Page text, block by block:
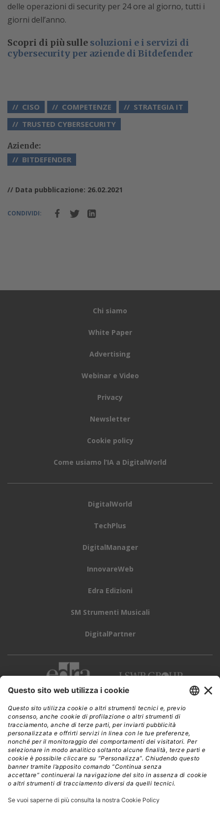
delle operazioni di security per 24 ore al giorno, tutti i
giorni dell’anno.
Scopri di più sulle soluzioni e i servizi di
cybersecurity per aziende di Bitdefender
CISO COMPETENZE
STRATEGIA IT
TRUSTED CYBERSECURITY
Aziende:
BITDEFENDER
// Data pubblicazione: 26.02.2021
CONDIVIDI:
Chi siamo
White Paper
Advertising
Webinar e Video
Privacy
Newsletter
Cookie policy
Come usiamo l’IA a DigitalWorld
DigitalWorld
TechPlus
DigitalManager
InnovareWeb
Edra Edizioni
SM Strumenti Musicali
DigitalPartner
CWI è una testata giornalistica diEdra Edizioni s.r.l.
Direzione, amministrazione, redazione, pubblicità
Viale Enrico Forlanini 21 - 20134 Milano
Tel. +39 02 881841
C.F./P IVA 13002100157
www.edraedizioni.it|Privacy
Follow Us